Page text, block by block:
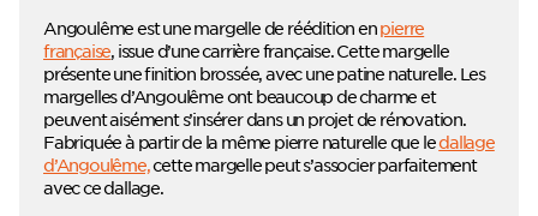
Angoulême est une margelle de réédition enpierre
française , issue d’une carrière française. Cette margelle
présente une finition brossée, avec une patine naturelle. Les
margelles d’Angoulême ont beaucoup de charme et
peuvent aisément s’insérer dans un projet de rénovation.
Fabriquée à partir de la même pierre naturelle que ledallage
d’Angoulême, cette margelle peut s’associer parfaitement
avec ce dallage.